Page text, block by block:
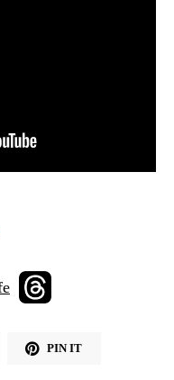
PIN IT